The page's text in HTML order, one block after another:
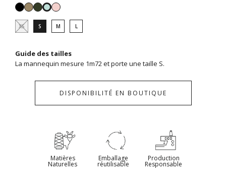
NoirTaupe
Forêt
Vert
dragée
pastel
XS S M L
Guide des tailles
La mannequin mesure 1m72 et porte une taille S.
DISPONIBILITÉ EN BOUTIQUE
Matières
Naturelles
Emballage
réutilisable
Production
Responsable